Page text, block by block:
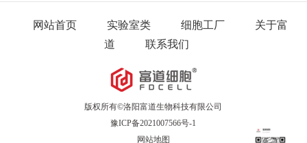
网站首页 实验室类 细胞工厂
关于富
道
联系我们
版权所有©洛阳富道生物科技有限公司
豫ICP备2021007566号-1
网站地图